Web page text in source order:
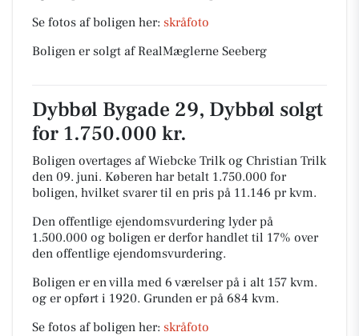
Se fotos af boligen her: skråfoto
Boligen er solgt af RealMæglerne Seeberg
Dybbøl Bygade 29, Dybbøl solgt
for 1.750.000 kr.
Boligen overtages af Wiebcke Trilk og Christian Trilk
den 09. juni. Køberen har betalt 1.750.000 for
boligen, hvilket svarer til en pris på 11.146 pr kvm.
Den offentlige ejendomsvurdering lyder på
1.500.000 og boligen er derfor handlet til 17% over
den offentlige ejendomsvurdering.
Boligen er en villa med 6 værelser på i alt 157 kvm.
og er opført i 1920. Grunden er på 684 kvm.
Se fotos af boligen her: skråfoto